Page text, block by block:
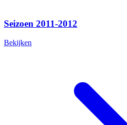
Seizoen 2011-2012
Bekijken